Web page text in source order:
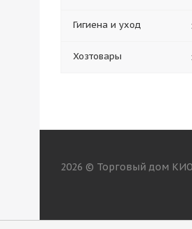
Гигиена и уход
Хозтовары
2026 © Торговый дом КИО